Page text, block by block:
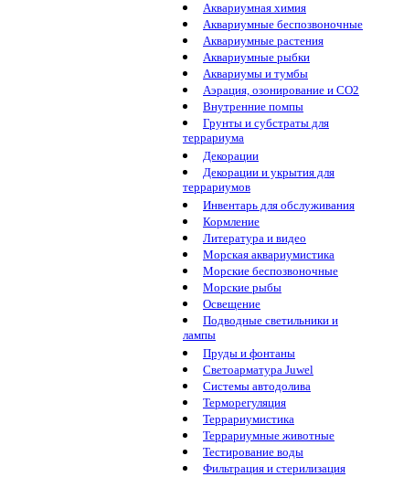
Аквариумная химия
Аквариумные беспозвоночные
Аквариумные растения
Аквариумные рыбки
Аквариумы и тумбы
Аэрация, озонирование и CO2
Внутренние помпы
Грунты и субстраты для
террариума
Декорации
Декорации и укрытия для
террариумов
Инвентарь для обслуживания
Кормление
Литература и видео
Морская аквариумистика
Морские беспозвоночные
Морские рыбы
Освещение
Подводные светильники и
лампы
Пруды и фонтаны
Светоарматура Juwel
Системы автодолива
Терморегуляция
Террариумистика
Террариумные животные
Тестирование воды
Фильтрация и стерилизация